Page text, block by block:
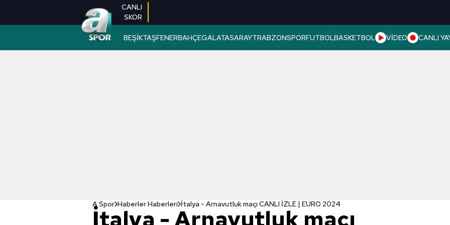
CANLI
SKOR
BEŞİKTAŞFENERBAHÇEGALATASARAYTRABZONSPORFUTBOLBASKETBOL VİDEO CANLI
A Spor Haberler Haberleri İtalya - Arnavutluk maçı CANLI İZLE | EURO 2024
İtalya - Arnavutluk maçı